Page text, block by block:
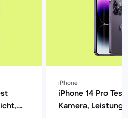
iPhone
iPhone 14 Pro
Kamera,